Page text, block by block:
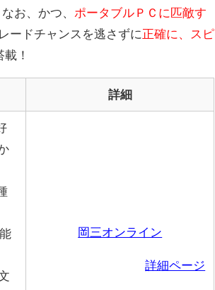
お、かつ、 ポータブルＰＣに匹敵す
ードチャンスを逃さずに正確に、スピ
載！
詳細
岡三オンライン
詳細ページ